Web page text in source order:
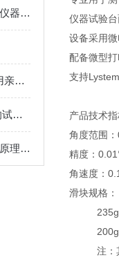
化学试剂蒸发残渣测试仪——仪器简介
T/CAMDI 021-2019一次性使用亲水涂层导丝滑动性能测试仪
复合膜抗揉搓试验机FDT-02的试验操作方法
尼龙片材气体透过率测试仪：原理与技术特点
仪器试验
设备采用
配备微型
支持
产品技术
角度范围：
精度：
角速度：
滑块规格
235g(
200g(
注：其